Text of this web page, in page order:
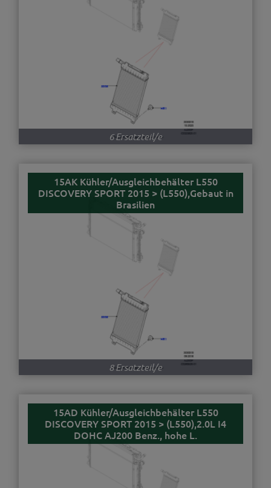
6 Ersatzteil/e
15AK Kühler/Ausgleichbehälter L550
DISCOVERY SPORT 2015 > (L550),Gebaut in
Brasilien
8 Ersatzteil/e
15AD Kühler/Ausgleichbehälter L550
DISCOVERY SPORT 2015 > (L550),2.0L I4
DOHC AJ200 Benz., hohe L.